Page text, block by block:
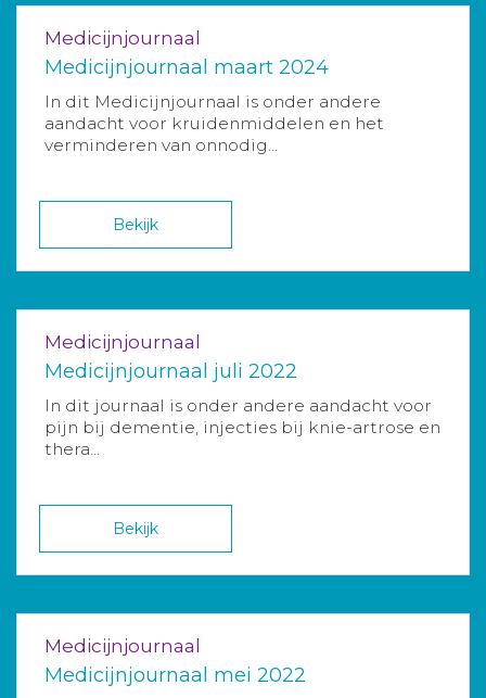
Medicijnjournaal
Medicijnjournaal maart 2024
In dit Medicijnjournaal is onder andere
aandacht voor kruidenmiddelen en het
verminderen van onnodig...
Bekijk
Medicijnjournaal
Medicijnjournaal juli 2022
In dit journaal is onder andere aandacht voor
pijn bij dementie, injecties bij knie-artrose en
thera...
Bekijk
Medicijnjournaal
Medicijnjournaal mei 2022